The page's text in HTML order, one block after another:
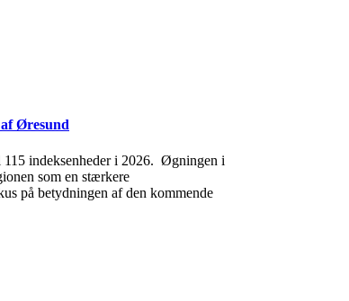
Øresund
115 indeksenheder i 2026. Øgningen i
som en stærkere
på betydningen af den kommende